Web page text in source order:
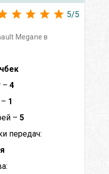
5/5
Megane в
– 4
1
– 5
передач: